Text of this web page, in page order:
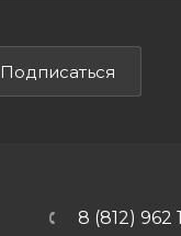
Подписаться
8 (812) 962